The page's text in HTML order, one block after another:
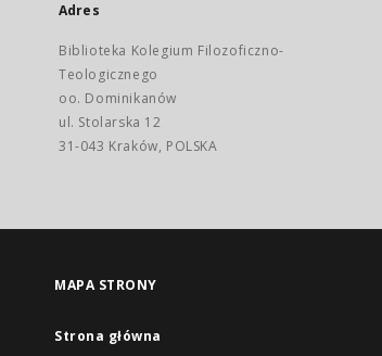
Adres
Biblioteka Kolegium Filozoficzno-
Teologicznego
oo. Dominikanów
ul. Stolarska 12
31-043 Kraków, POLSKA
MAPA STRONY
Strona główna